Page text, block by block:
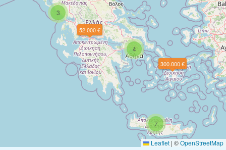
4
7
3
300.000 €
52.000 €
Leaflet | ©OpenStreetMap